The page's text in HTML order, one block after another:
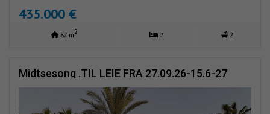
435.000 €
87 m2 2 2
Midtsesong .TIL LEIE FRA 27.09.26-15.6-27
VAKKER LEILIGHET MED HAVUTSIKT I